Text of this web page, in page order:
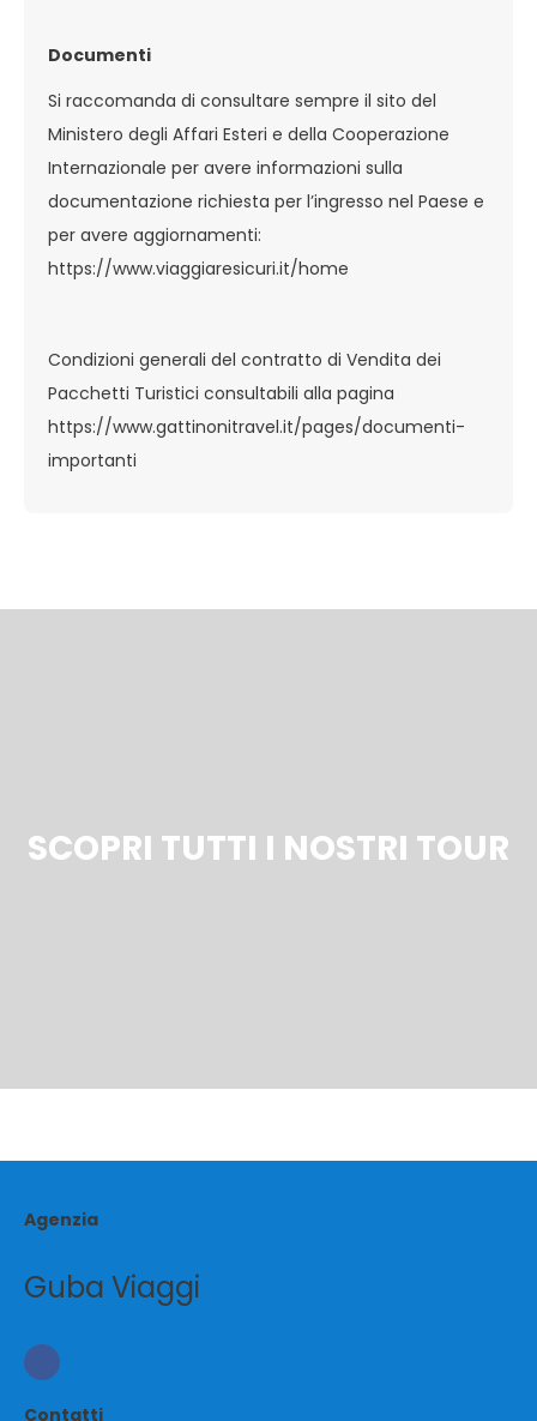
Documenti
Si raccomanda di consultare sempre il sito del
Ministero degli Affari Esteri e della Cooperazione
Internazionale per avere informazioni sulla
documentazione richiesta per l’ingresso nel Paese e
per avere aggiornamenti:
https://www.viaggiaresicuri.it/home
Condizioni generali del contratto di Vendita dei
Pacchetti Turistici consultabili alla pagina
https://www.gattinonitravel.it/pages/documenti-
importanti
SCOPRI TUTTI I NOSTRI TOUR
Agenzia
Guba Viaggi
Contatti